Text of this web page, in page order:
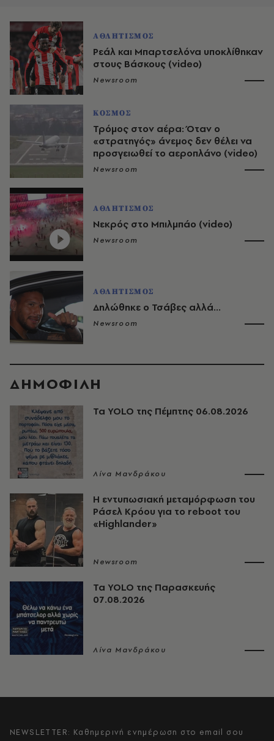
ΑΘΛΗΤΙΣΜΟΣ
Ρεάλ και Μπαρτσελόνα υποκλίθηκαν
στους Βάσκους (video)
Newsroom
ΚΟΣΜΟΣ
Τρόμος στον αέρα: Όταν ο
«στρατηγός» άνεμος δεν θέλει να
προσγειωθεί το αεροπλάνο (video)
Newsroom
ΑΘΛΗΤΙΣΜΟΣ
Νεκρός στο Μπιλμπάο (video)
Newsroom
ΑΘΛΗΤΙΣΜΟΣ
Δηλώθηκε ο Τσάβες αλλά...
Newsroom
ΔΗΜΟΦΙΛΗ
Τα YOLO της Πέμπτης 06.08.2026
Λίνα Μανδράκου
Η εντυπωσιακή μεταμόρφωση του
Ράσελ Κρόου για το reboot του
«Highlander»
Newsroom
Τα YOLO της Παρασκευής
07.08.2026
Λίνα Μανδράκου
NEWSLETTER: Καθημερινή ενημέρωση στο email σου